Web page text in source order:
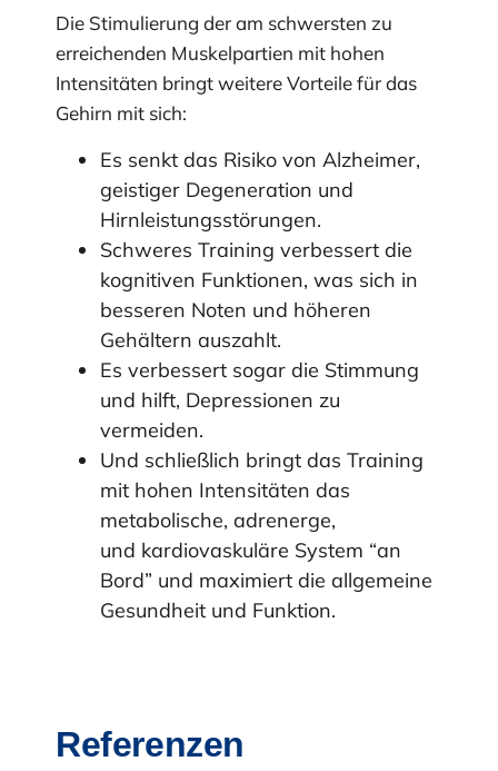
Die Stimulierung der am schwersten zu
erreichenden Muskelpartien mit hohen
Intensitäten bringt weitere Vorteile für das
Gehirn mit sich:
Es senkt das Risiko von Alzheimer,
geistiger Degeneration und
Hirnleistungsstörungen.
Schweres Training verbessert die
kognitiven Funktionen, was sich in
besseren Noten und höheren
Gehältern auszahlt.
Es verbessert sogar die Stimmung
und hilft, Depressionen zu
vermeiden.
Und schließlich bringt das Training
mit hohen Intensitäten das
metabolische, adrenerge,
und kardiovaskuläre System “an
Bord” und maximiert die allgemeine
Gesundheit und Funktion.
Referenzen